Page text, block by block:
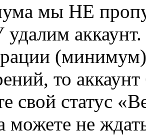
мы НЕ
то
свой статус
можете не